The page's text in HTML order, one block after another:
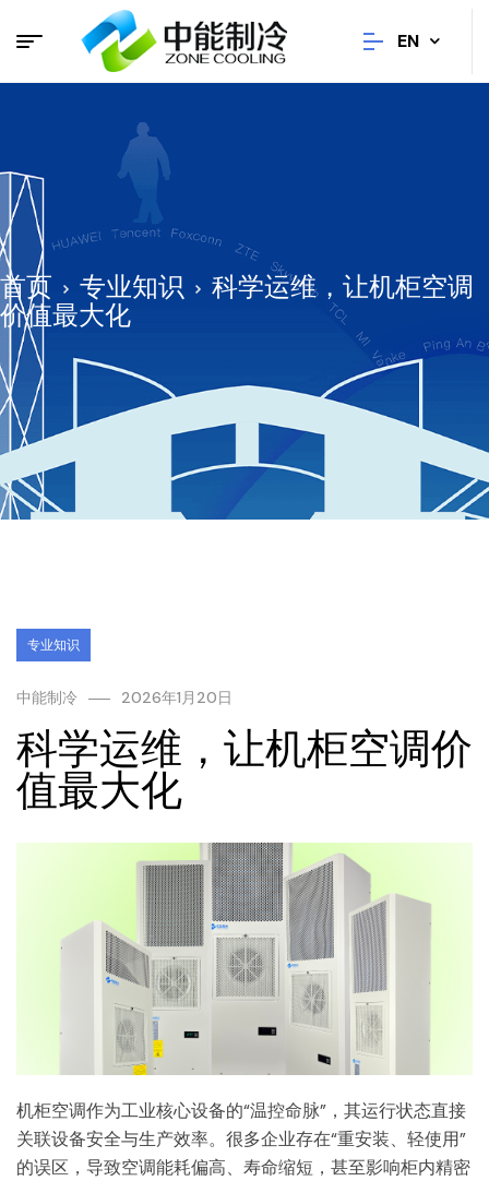
EN
首页 专业知识
科学运维，让机柜空调
价值最大化
专业知识
中能制冷 2026年1月20日
科学运维，让机柜空调价
值最大化
机柜空调作为工业核心设备的“温控命脉”，其运行状态直接
关联设备安全与生产效率。很多企业存在“重安装、轻使用”
的误区，导致空调能耗偏高、寿命缩短，甚至影响柜内精密